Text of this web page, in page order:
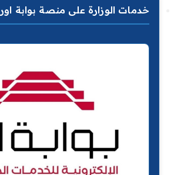
خدمات الوزارة على منصة بوابة اور